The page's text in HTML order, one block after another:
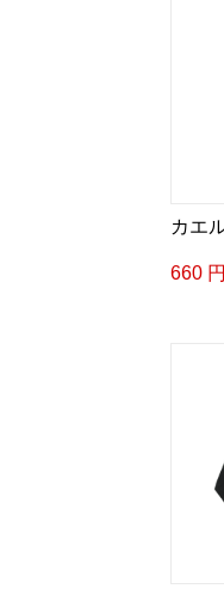
カエ
660